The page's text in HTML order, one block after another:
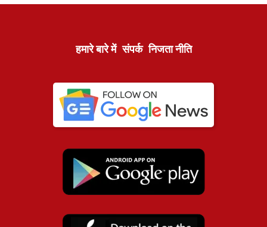
हमारे बारे में संपर्क निजता नीति